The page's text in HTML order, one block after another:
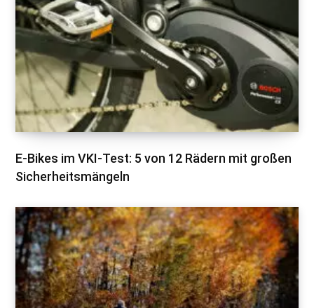
E-Bikes im VKI-Test: 5 von 12 Rädern mit großen
Sicherheitsmängeln